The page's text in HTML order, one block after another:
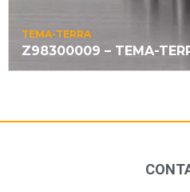
TEMA-TERRA
Z98300009 – TEMA-